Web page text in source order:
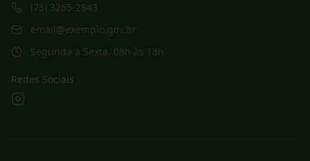
(75) 3265-2843
email@exemplo.gov.br
Segunda a Sexta, 08h às 18h
Redes Sociais